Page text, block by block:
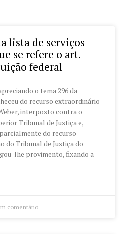
lista de serviços
se refere o art.
federal
o tema 296 da
do recurso extraordinário
interposto contra o
Tribunal de Justiça e,
do recurso
do Tribunal de Justiça do
lhe provimento, fixando a
comentário